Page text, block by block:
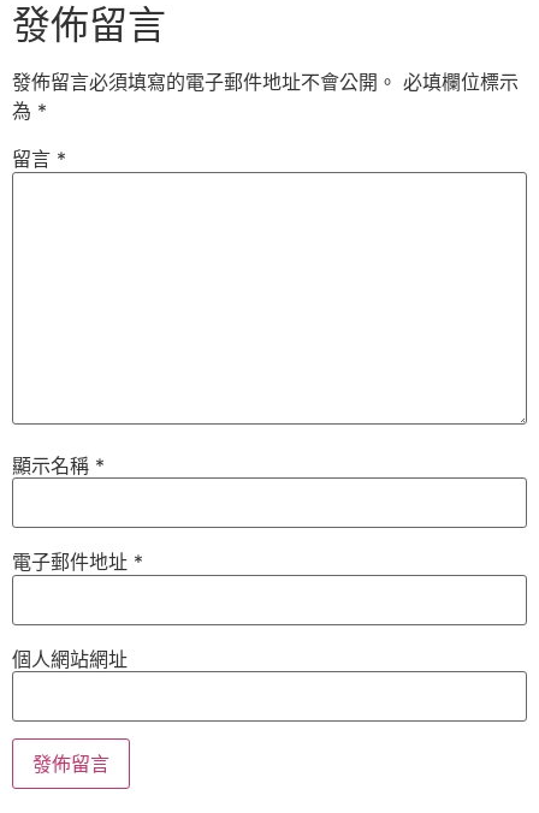
發佈留言
發佈留言必須填寫的電子郵件地址不會公開。 必填欄位標示
為 *
留言 *
顯示名稱 *
電子郵件地址 *
個人網站網址